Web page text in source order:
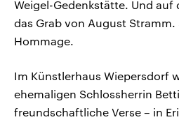
Weigel-Gedenkstätte. Und
das Grab von August
Hommage.
Im Künstlerhaus Wiepersdorf
ehemaligen Schlossherrin
freundschaftliche Verse – in